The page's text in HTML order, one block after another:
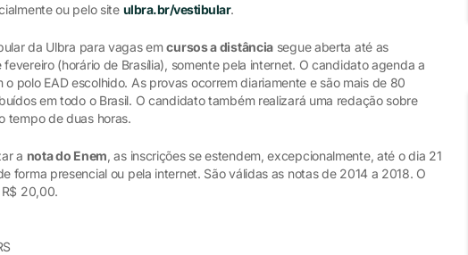
ou pelo site ulbra.br/vestibular.
da Ulbra para vagas emcursos a distância segue aberta até as
(horário de Brasília), somente pela internet. O candidato agenda a
polo EAD escolhido. As provas ocorrem diariamente e são mais de 80
em todo o Brasil. O candidato também realizará uma redação sobre
tempo de duas horas.
a nota do Enem, as inscrições se estendem, excepcionalmente, até o dia 21
forma presencial ou pela internet. São válidas as notas de 2014 a 2018. O
20,00.